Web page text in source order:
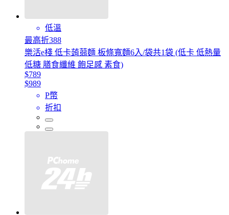
低溫
最高折388
樂活e棧 低卡蒟蒻麵 板條寬麵6入/袋共1袋 (低卡 低熱量
低糖 膳食纖維 飽足感 素食)
$789
$989
P幣
折扣